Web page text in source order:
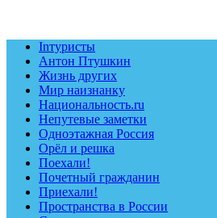
Inтуристы
Антон Птушкин
Жизнь других
Мир наизнанку
Национальность.ru
Непутевые заметки
Одноэтажная Россия
Орёл и решка
Поехали!
Почетный гражданин
Приехали!
Пространства в России